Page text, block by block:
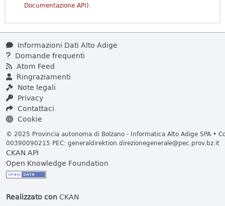
Documentazione API).
Informazioni Dati Alto Adige
Domande frequenti
Atom Feed
Ringraziamenti
Note legali
Privacy
Contattaci
Cookie
© 2025 Provincia autonoma di Bolzano - Informatica Alto Adige SPA •
00390090215 PEC: generaldirektion.direzionegenerale@pec.prov.bz.it
CKAN API
Open Knowledge Foundation
Realizzato conCKAN